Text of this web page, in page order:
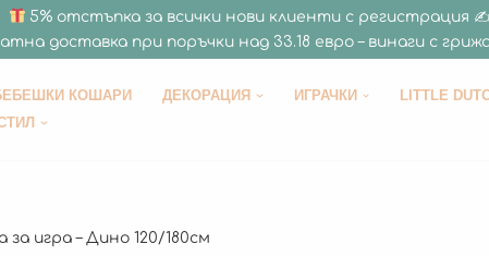
5% отстъпка за всички нови клиенти с регистрация
доставка при поръчки над 33.18 евро – винаги с
КОШАРИ ДЕКОРАЦИЯ ИГРАЧКИ LITTLE
за игра – Дино 120/180см